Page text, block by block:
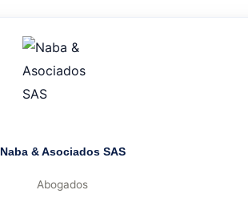
Naba & Asociados SAS
Abogados